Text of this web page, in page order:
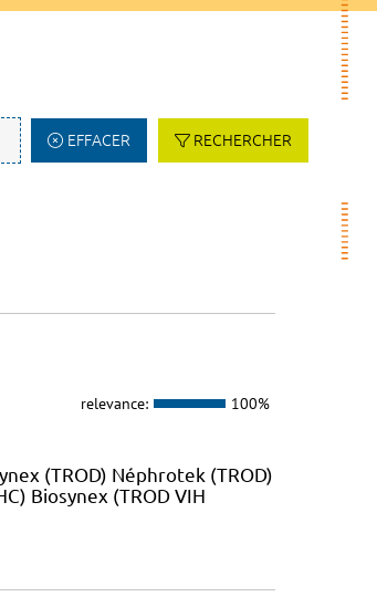
EFFACER RECHERCHER
relevance: 100%
(TROD) Néphrotek (TROD)
Biosynex (TROD VIH